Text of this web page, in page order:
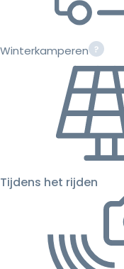
Winterkamperen
Tijdens het rijden